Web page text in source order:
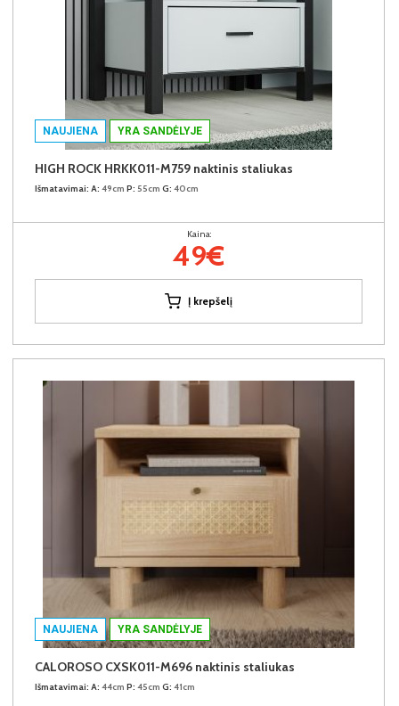
NAUJIENA YRA SANDĖLYJE
HIGH ROCK HRKK011-M759 naktinis staliukas
Išmatavimai: A: 49cm P: 55cm G: 40cm
Kaina:
49€
Į krepšelį
NAUJIENA YRA SANDĖLYJE
CALOROSO CXSK011-M696 naktinis staliukas
Išmatavimai: A: 44cm P: 45cm G: 41cm